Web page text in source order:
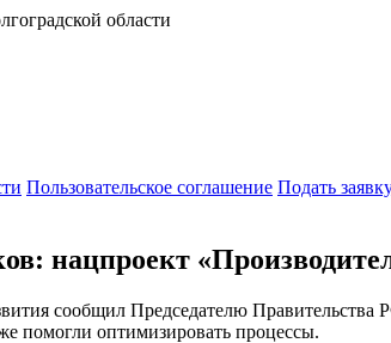
Пользовательское соглашение Подать
нацпроект
сообщил Председателю Правительства
помогли оптимизировать процессы.